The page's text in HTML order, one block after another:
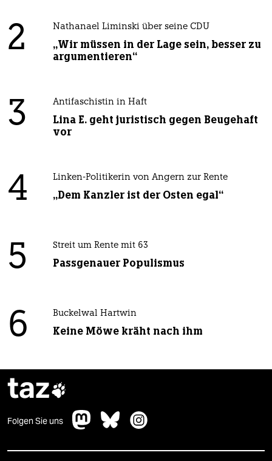
2 Nathanael Liminski über seine CDU
„Wir müssen in der Lage sein, besser zu
argumentieren“
3 Antifaschistin in Haft
Lina E. geht juristisch gegen Beugehaft
vor
4 Linken-Politikerin von Angern zur Rente
„Dem Kanzler ist der Osten egal“
5 Streit um Rente mit 63
Passgenauer Populismus
6 Buckelwal Hartwin
Keine Möwe kräht nach ihm
taz
Folgen Sie uns